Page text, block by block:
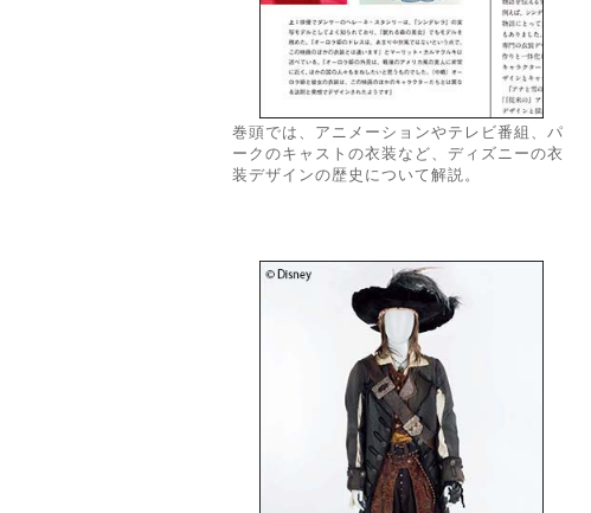
巻頭では、アニメーションやテレビ番組、パ
ークのキャストの衣装など、ディズニーの衣
装デザインの歴史について解説。